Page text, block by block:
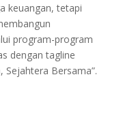
keuangan, tetapi
program-program
dengan tagline
Sejahtera Bersama”.